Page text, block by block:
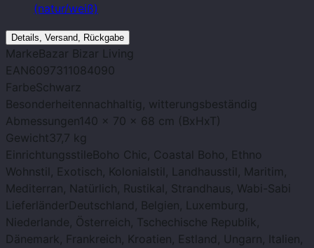
(natur/weiß)
Details, Versand, Rückgabe
MarkeBazar Bizar Living
EAN6097311084090
FarbeSchwarz
Besonderheitennachhaltig, witterungsbeständig
Abmessungen140 x 70 x 68 cm (BxHxT)
Gewicht37,7 kg
EinrichtungsstileBoho Chic, Coastal Boho, Ethno
Wohnstil, Exotisch, Kolonialstil, Landhausstil, Maritim,
Mediterran, Natürlich, Rustikal, Strandhaus, Wabi-Sabi
Lieferländer Deutschland, Belgien, Luxemburg,
Niederlande, Österreich, Tschechische Republik,
Dänemark, Frankreich, Kroatien, Estland, Ungarn, Italien,